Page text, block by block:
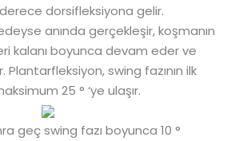
dorsifleksiyona gelir.
anında gerçekleşir, koşmanın
kalanı boyunca devam eder ve
Plantarfleksiyon, swing fazının ilk
25 ° ‘ye ulaşır.
geç swing fazı boyunca 10 °